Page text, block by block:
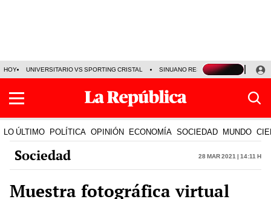
HOY UNIVERSITARIO VS SPORTING CRISTAL SINUANO RESULTADOS HOY
LO ÚLTIMO POLÍTICA OPINIÓN ECONOMÍA SOCIEDAD MUNDO
Sociedad 28 Mar 2021 | 14:11 h
Muestra fotográfica virtual